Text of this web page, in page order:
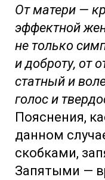
От матери —
эффектной
не только
и доброту, от
статный и
голос и
Пояснения,
данном
скобками,
Запятыми —